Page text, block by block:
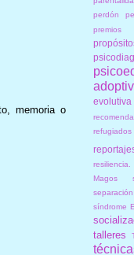
memoria o
perdón
premios
evolutiva
refugiados
resiliencia.
Magos
síndrome
talleres